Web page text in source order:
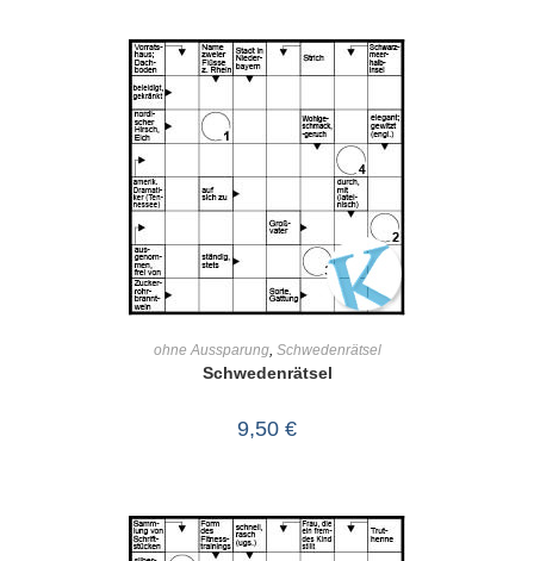
ohne Aussparung, Schwedenrätsel
Schwedenrätsel
9,50 €